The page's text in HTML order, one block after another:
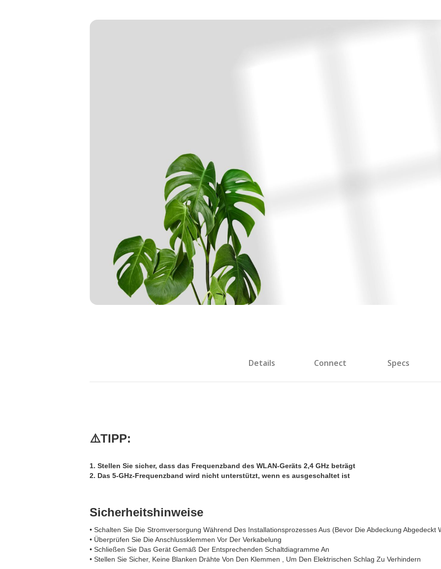
Details Connect Specs
⚠️TIPP:
1. Stellen Sie sicher, dass das Frequenzband des WLAN-Geräts 2,4 GHz beträgt
2. Das 5-GHz-Frequenzband wird nicht unterstützt, wenn es ausgeschaltet ist
Sicherheitshinweise
• Schalten Sie Die Stromversorgung Während Des Installationsprozesses Aus (Bevor Die Abdeckung Abgedeckt
• Überprüfen Sie Die Anschlussklemmen Vor Der Verkabelung
• Schließen Sie Das Gerät Gemäß Der Entsprechenden Schaltdiagramme An
• Stellen Sie Sicher, Keine Blanken Drähte Von Den Klemmen , Um Den Elektrischen Schlag Zu Verhindern